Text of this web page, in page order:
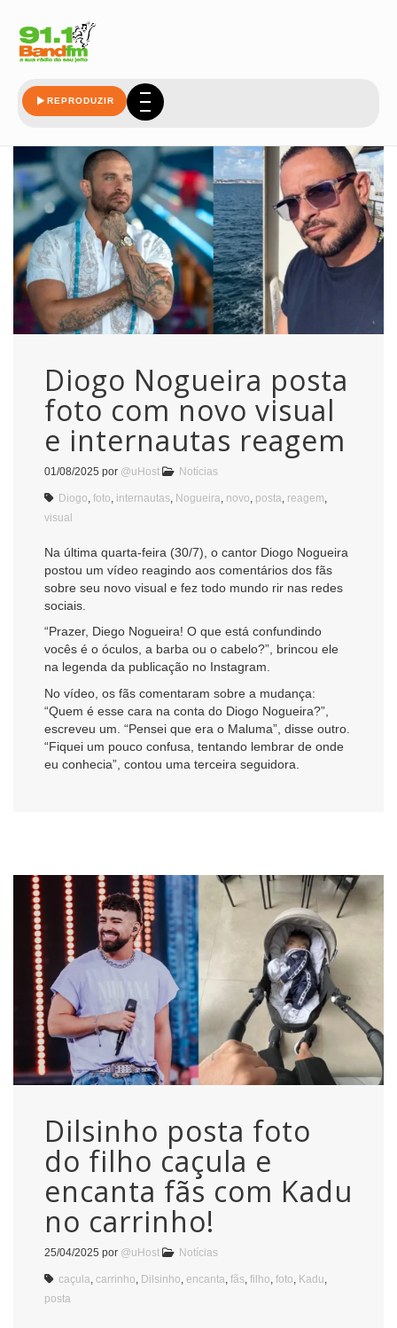
REPRODUZIR
Diogo Nogueira posta
foto com novo visual
e internautas reagem
01/08/2025 por @uHost Notícias
Diogo foto internautas Nogueira novo posta reagem
visual
Na última quarta-feira (30/7), o cantor Diogo Nogueira
postou um vídeo reagindo aos comentários dos fãs
sobre seu novo visual e fez todo mundo rir nas redes
sociais.
“Prazer, Diego Nogueira! O que está confundindo
vocês é o óculos, a barba ou o cabelo?”, brincou ele
na legenda da publicação no Instagram.
No vídeo, os fãs comentaram sobre a mudança:
“Quem é esse cara na conta do Diogo Nogueira?”,
escreveu um. “Pensei que era o Maluma”, disse outro.
“Fiquei um pouco confusa, tentando lembrar de onde
eu conhecia”, contou uma terceira seguidora.
Dilsinho posta foto
do filho caçula e
encanta fãs com Kadu
no carrinho!
25/04/2025 por @uHost Notícias
caçula carrinho Dilsinho encanta fãs filho foto Kadu
posta